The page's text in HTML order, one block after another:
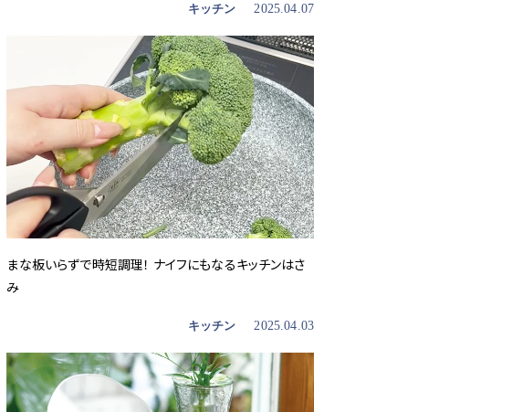
キッチン 2025.04.07
まな板いらずで時短調理！ ナイフにもなるキッチンはさ
み
キッチン 2025.04.03